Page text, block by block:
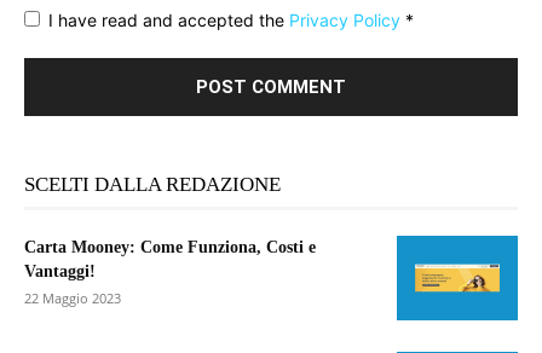
I have read and accepted the Privacy Policy *
SCELTI DALLA REDAZIONE
Carta Mooney: Come Funziona, Costi e
Vantaggi!
22 Maggio 2023